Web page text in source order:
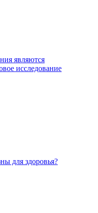
являются
исследование
для здоровья?